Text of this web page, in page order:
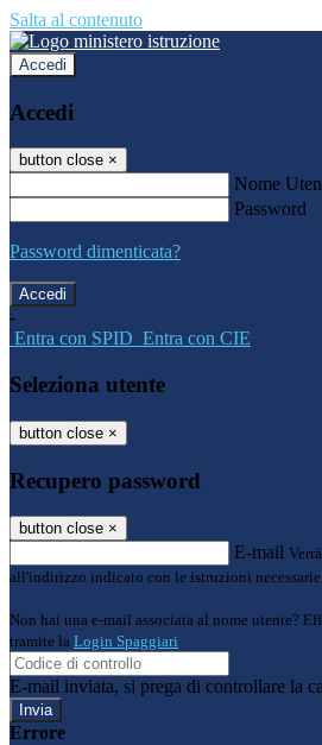
Salta al contenuto
Accedi
Accedi
button close ×
Nome
Password
Password dimenticata?
-
Entra con SPID Entra con CIE
Seleziona utente
button close ×
Recupero password
button close ×
E-mail
all'indirizzo indicato con le istruzioni necessarie.
Non hai una e-mail associata al nome utente?
tramite la Login Spaggiari
E-mail inviata, si prega di controllare la
Errore